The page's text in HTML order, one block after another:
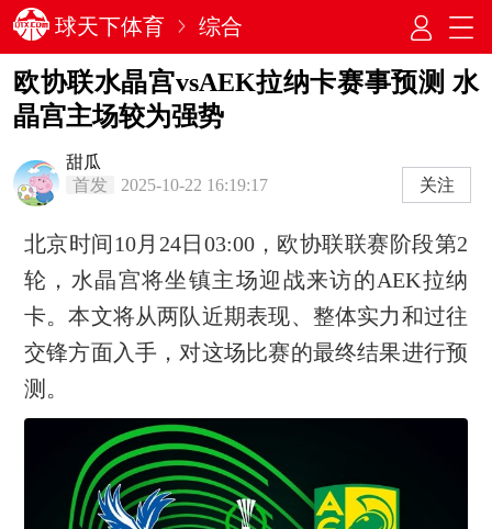
球天下体育 综合
欧协联水晶宫vsAEK拉纳卡赛事预测 水
晶宫主场较为强势
甜瓜
首发
2025-10-22 16:19:17 关注
北京时间10月24日03:00，欧协联联赛阶段第2
轮，水晶宫将坐镇主场迎战来访的AEK拉纳
卡。本文将从两队近期表现、整体实力和过往
交锋方面入手，对这场比赛的最终结果进行预
测。